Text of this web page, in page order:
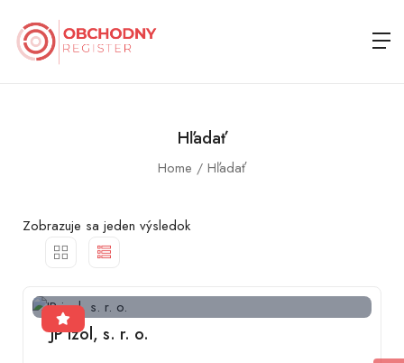
Hľadať
Home Hľadať
Zobrazuje sa jeden výsledok
JP izol, s. r. o.